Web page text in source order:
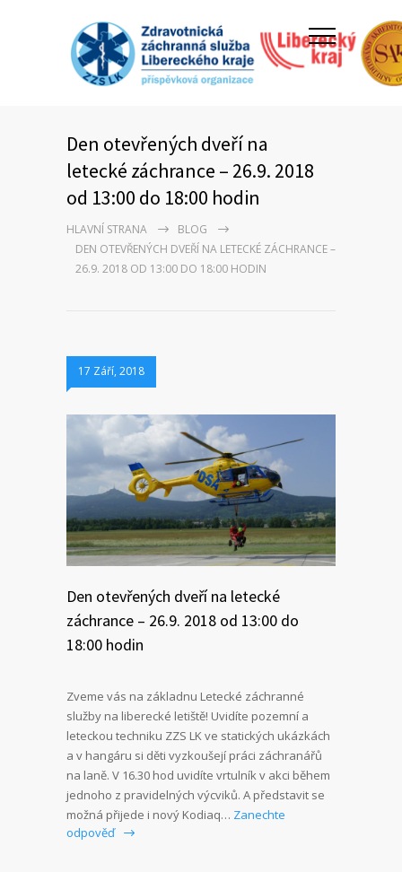
Den otevřených dveří na
letecké záchrance – 26.9. 2018
od 13:00 do 18:00 hodin
HLAVNÍ STRANA
BLOG
DEN OTEVŘENÝCH DVEŘÍ NA LETECKÉ ZÁCHRANCE –
26.9. 2018 OD 13:00 DO 18:00 HODIN
17 Září, 2018
Den otevřených dveří na letecké
záchrance – 26.9. 2018 od 13:00 do
18:00 hodin
Zveme vás na základnu Letecké záchranné
služby na liberecké letiště! Uvidíte pozemní a
leteckou techniku ZZS LK ve statických ukázkách
a v hangáru si děti vyzkoušejí práci záchranářů
na laně. V 16.30 hod uvidíte vrtulník v akci během
jednoho z pravidelných výcviků. A představit se
možná přijede i nový Kodiaq… Zanechte
odpověď